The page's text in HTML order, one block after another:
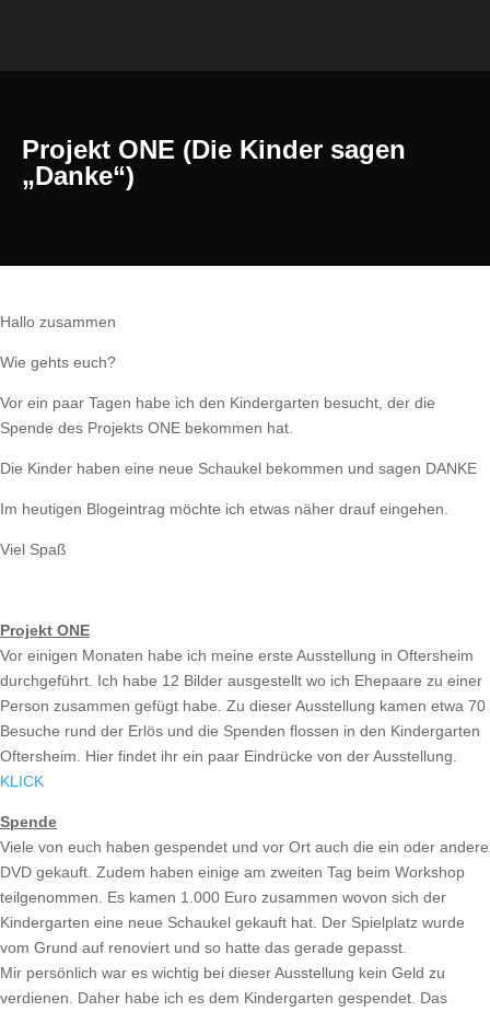
Projekt ONE (Die Kinder sagen
„Danke“)
Hallo zusammen
Wie gehts euch?
Vor ein paar Tagen habe ich den Kindergarten besucht, der die
Spende des Projekts ONE bekommen hat.
Die Kinder haben eine neue Schaukel bekommen und sagen DANKE
Im heutigen Blogeintrag möchte ich etwas näher drauf eingehen.
Viel Spaß
Projekt ONE
Vor einigen Monaten habe ich meine erste Ausstellung in Oftersheim
durchgeführt. Ich habe 12 Bilder ausgestellt wo ich Ehepaare zu einer
Person zusammen gefügt habe. Zu dieser Ausstellung kamen etwa 70
Besuche rund der Erlös und die Spenden flossen in den Kindergarten
Oftersheim. Hier findet ihr ein paar Eindrücke von der Ausstellung.
KLICK
Spende
Viele von euch haben gespendet und vor Ort auch die ein oder andere
DVD gekauft. Zudem haben einige am zweiten Tag beim Workshop
teilgenommen. Es kamen 1.000 Euro zusammen wovon sich der
Kindergarten eine neue Schaukel gekauft hat. Der Spielplatz wurde
vom Grund auf renoviert und so hatte das gerade gepasst.
Mir persönlich war es wichtig bei dieser Ausstellung kein Geld zu
verdienen. Daher habe ich es dem Kindergarten gespendet. Das